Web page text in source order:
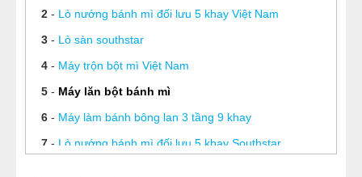
2- Lò nướng bánh mì đối lưu 5 khay Việt Nam
3- Lò sàn southstar
4- Máy trộn bột mì Việt Nam
5- Máy lăn bột bánh mì
6- Máy làm bánh bông lan 3 tầng 9 khay
7- Lò nướng bánh mì đối lưu 5 khay Southstar